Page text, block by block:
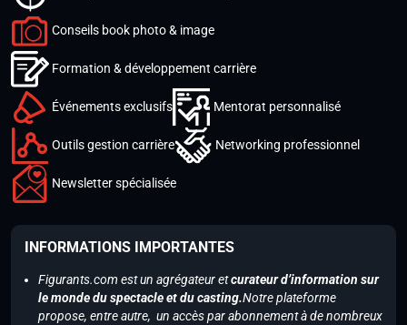
Conseils book photo & image
Formation & développement carrière
Événements exclusifs Mentorat personnalisé
Outils gestion carrière Networking professionnel
Newsletter spécialisée
INFORMATIONS IMPORTANTES
Figurants.com est un agrégateur etcurateur d’information sur
le monde du spectacle et du casting.Notre plateforme
propose, entre autre, un accès par abonnement à de nombreux